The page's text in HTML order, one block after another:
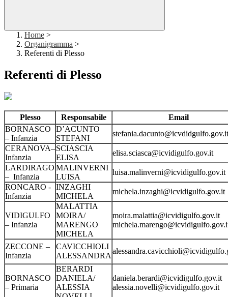
Home >
Organigramma >
Referenti di Plesso
Referenti di Plesso
Plesso Responsabile
Email
BORNASCO
– Infanzia
D’ACUNTO
STEFANI
stefania.dacunto@icvdidgulfo.gov.it
CERANOVA–
Infanzia
SCIASCIA
ELISA
elisa.sciasca@icvidigulfo.gov.it
LARDIRAGO
– Infanzia
MALINVERNI
LUISA
luisa.malinverni@icvidigulfo.gov.it
RONCARO -
Infanzia
INZAGHI
MICHELA
michela.inzaghi@icvidigulfo.gov.it
VIDIGULFO
– Infanzia
MALATTIA
MOIRA/
MARENGO
MICHELA
moira.malattia@icvidigulfo.gov.it
ZECCONE –
Infanzia
CAVICCHIOLI
ALESSANDRA
BORNASCO
– Primaria
BERARDI
DANIELA/
ALESSIA
daniela.berardi@icvidigulfo.gov.it
alessia.novelli@icvidigulfo.gov.it